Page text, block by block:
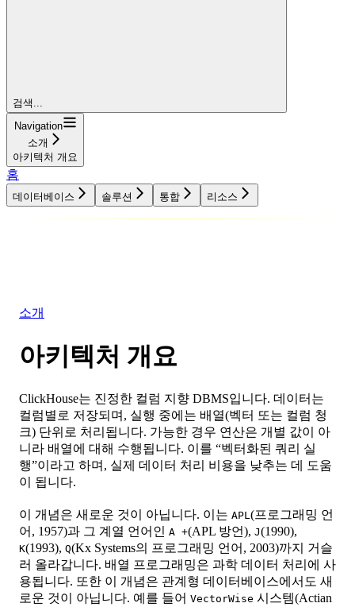
검색...
Navigation
소개
아키텍처 개요
홈
데이터베이스 솔루션 통합 리소스
소개
아키텍처 개요
ClickHouse는 진정한 컬럼 지향 DBMS입니다. 데이터는
컬럼별로 저장되며, 실행 중에는 배열(벡터 또는 컬럼 청
크) 단위로 처리됩니다. 가능한 경우 연산은 개별 값이 아
니라 배열에 대해 수행됩니다. 이를 “벡터화된 쿼리 실
행”이라고 하며, 실제 데이터 처리 비용을 낮추는 데 도움
이 됩니다.
이 개념은 새로운 것이 아닙니다. 이는 APL(프로그래밍 언
어, 1957)과 그 계열 언어인 A +(APL 방언), J(1990),
K(1993), Q(Kx Systems의 프로그래밍 언어, 2003)까지 거슬
러 올라갑니다. 배열 프로그래밍은 과학 데이터 처리에 사
용됩니다. 또한 이 개념은 관계형 데이터베이스에서도 새
로운 것이 아닙니다. 예를 들어 VectorWise 시스템(Actian